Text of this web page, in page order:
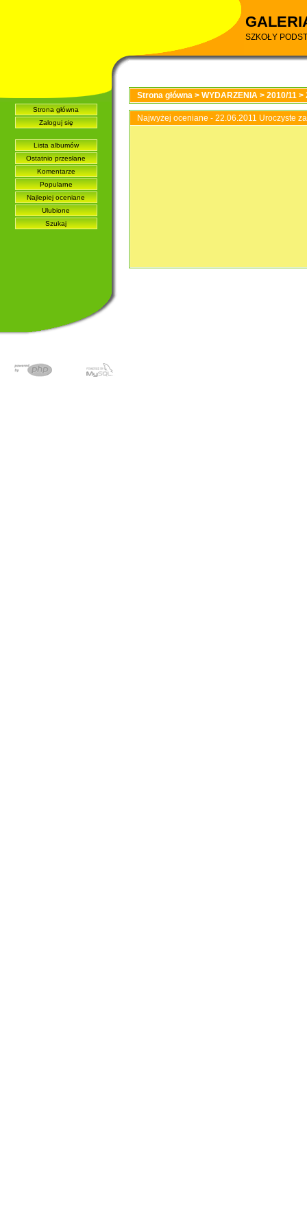
SZKOŁY
Strona główna
Zaloguj się
Lista albumów
Ostatnio przesłane
Komentarze
Popularne
Najlepiej oceniane
Ulubione
Szukaj
Strona główna > WYDARZENIA > 2010/11 >
Najwyżej oceniane - 22.06.2011 Uroczyste